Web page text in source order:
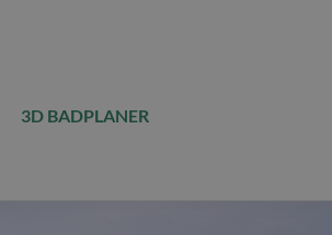
3D BADPLANER